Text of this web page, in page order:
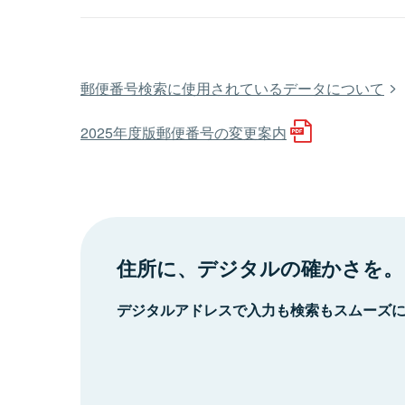
郵便番号検索に使用されているデータについて
2025年度版郵便番号の変更案内
住所に、デジタルの確かさを。
デジタルアドレスで入力も検索もスムーズ